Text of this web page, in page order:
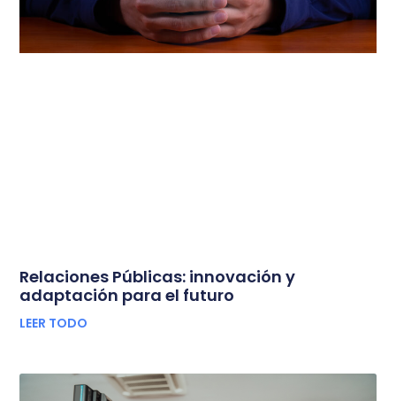
Relaciones Públicas: innovación y
adaptación para el futuro
LEER TODO